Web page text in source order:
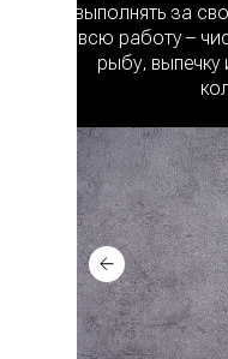
выполнять за
всю работу –
рыбу, выпечку